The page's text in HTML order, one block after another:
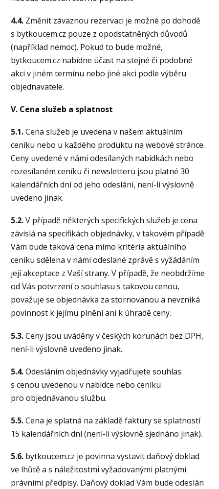
4.4. Změnit závaznou rezervaci je možné po dohodě
s bytkoucem.cz pouze z opodstatněných důvodů
(například nemoc). Pokud to bude možné,
bytkoucem.cz nabídne účast na stejné či podobné
akci v jiném termínu nebo jiné akci podle výběru
objednavatele.
V. Cena služeb a splatnost
5.1.Cena služeb je uvedena v našem aktuálním
ceníku nebo u každého produktu na webové stránce.
Ceny uvedené v námi odesílaných nabídkách nebo
rozesílaném ceníku či newsletteru jsou platné 30
kalendářních dní od jeho odeslání, není-li výslovně
uvedeno jinak.
5.2.V případě některých specifických služeb je cena
závislá na specifikách objednávky, v takovém případě
Vám bude taková cena mimo kritéria aktuálního
ceníku sdělena v námi odeslané zprávě s vyžádáním
její akceptace z Vaší strany. V případě, že neobdržíme
od Vás potvrzení o souhlasu s takovou cenou,
považuje se objednávka za stornovanou a nevzniká
povinnost k jejímu plnění ani k úhradě ceny.
5.3.Ceny jsou uváděny v českých korunách bez DPH,
není-li výslovně uvedeno jinak.
5.4.Odesláním objednávky vyjadřujete souhlas
s cenou uvedenou v nabídce nebo ceníku
pro objednávanou službu.
5.5.Cena je splatná na základě faktury se splatností
15 kalendářních dní (není-li výslovně sjednáno jinak).
5.6. bytkoucem.cz je povinna vystavit daňový doklad
ve lhůtě a s náležitostmi vyžadovanými platnými
právními předpisy. Daňový doklad Vám bude odeslán